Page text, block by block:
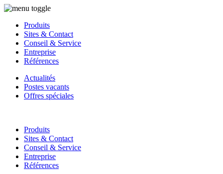
Produits
Sites & Contact
Conseil & Service
Entreprise
Références
Actualités
Postes vacants
Offres spéciales
Produits
Sites & Contact
Conseil & Service
Entreprise
Références